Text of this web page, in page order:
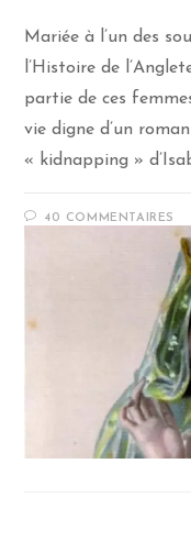
Mariée à l’un des
l’Histoire de
partie de ces
vie digne d’un
« kidnapping »
40 COMMENTAIRES